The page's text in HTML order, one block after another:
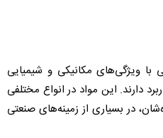
با ویژگی‌های مکانیکی و شیمیایی
دارند. این مواد در انواع مختلفی
در بسیاری از زمینه‌های صنعتی